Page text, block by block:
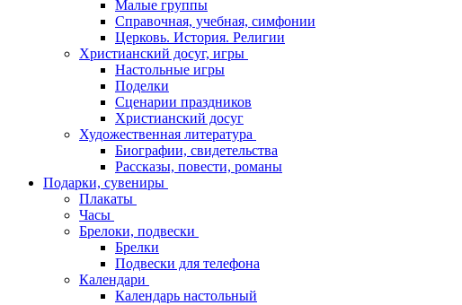
Малые группы
Справочная, учебная, симфонии
Церковь. История. Религии
Христианский досуг, игры
Настольные игры
Поделки
Сценарии праздников
Христианский досуг
Художественная литература
Биографии, свидетельства
Рассказы, повести, романы
Подарки, сувениры
Плакаты
Часы
Брелоки, подвески
Брелки
Подвески для телефона
Календари
Календарь настольный